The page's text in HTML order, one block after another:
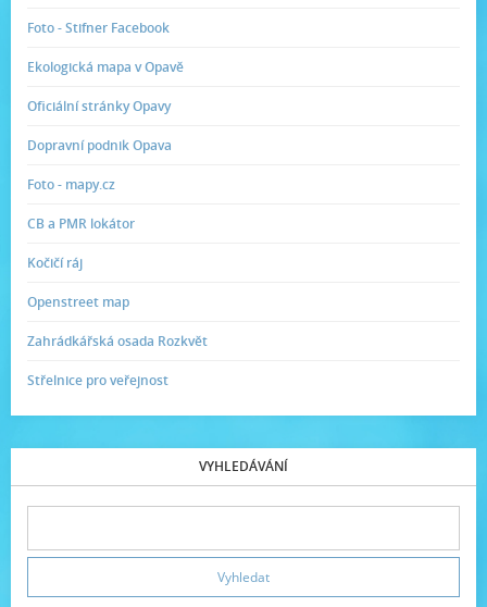
Foto - Stifner Facebook
Ekologická mapa v Opavě
Oficiální stránky Opavy
Dopravní podnik Opava
Foto - mapy.cz
CB a PMR lokátor
Kočičí ráj
Openstreet map
Zahrádkářská osada Rozkvět
Střelnice pro veřejnost
VYHLEDÁVÁNÍ